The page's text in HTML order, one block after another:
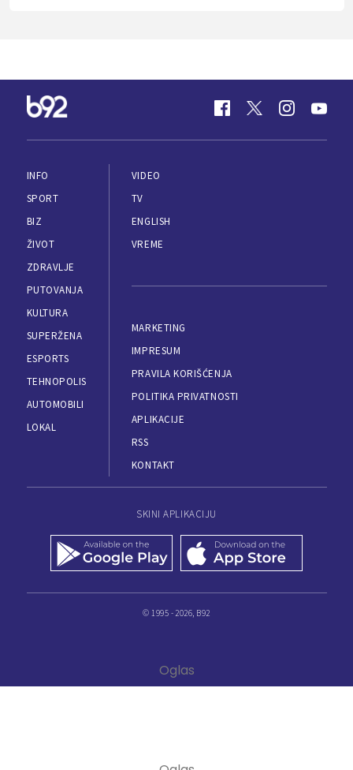
INFO
SPORT
BIZ
ŽIVOT
ZDRAVLJE
PUTOVANJA
KULTURA
SUPERŽENA
ESPORTS
TEHNOPOLIS
AUTOMOBILI
LOKAL
VIDEO
TV
ENGLISH
VREME
MARKETING
IMPRESUM
PRAVILA KORIŠĆENJA
POLITIKA PRIVATNOSTI
APLIKACIJE
RSS
KONTAKT
SKINI APLIKACIJU
© 1995 - 2026, B92